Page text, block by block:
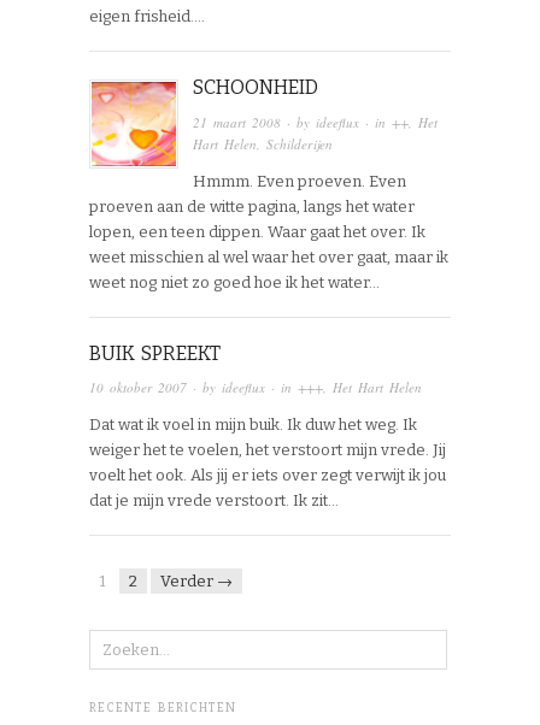
eigen frisheid….
SCHOONHEID
21 maart 2008 · by ideeflux · in++ Het
Hart Helen ,Schilderijen
Hmmm. Even proeven. Even
proeven aan de witte pagina, langs het water
lopen, een teen dippen. Waar gaat het over. Ik
weet misschien al wel waar het over gaat, maar ik
weet nog niet zo goed hoe ik het water…
BUIK SPREEKT
10 oktober 2007 · by ideeflux · in +++, Het Hart Helen
Dat wat ik voel in mijn buik. Ik duw het weg. Ik
weiger het te voelen, het verstoort mijn vrede. Jij
voelt het ook. Als jij er iets over zegt verwijt ik jou
dat je mijn vrede verstoort. Ik zit…
1 2 Verder →
RECENTE BERICHTEN